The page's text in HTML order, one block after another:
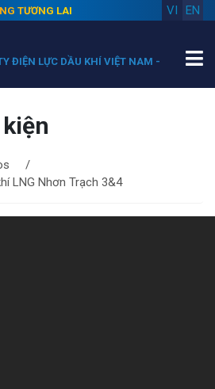
TƯƠNG LAI EN
VI
ĐIỆN LỰC DẦU KHÍ VIỆT NAM -
LNG Nhơn Trạch 3&4